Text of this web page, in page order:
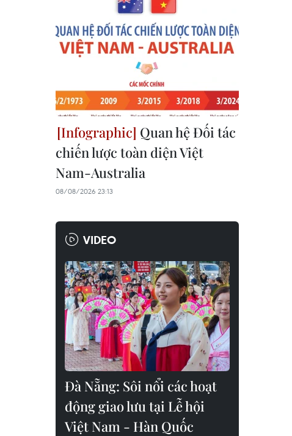
Quan hệ Đối tác
chiến lược toàn diện Việt
Nam-Australia
08/08/2026 23:13
VIDEO
Đà Nẵng: Sôi nổi các hoạt
động giao lưu tại Lễ hội
Việt Nam - Hàn Quốc